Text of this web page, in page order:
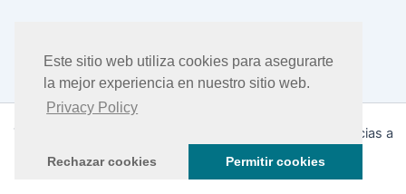
Este sitio web utiliza cookies para asegurarte
la mejor experiencia en nuestro sitio web.
Privacy Policy
Rechazar cookies Permitir cookies
Todos los derechos © 2026 DHEA Facts | Funciona gracias a
Tema Astra para WordPress